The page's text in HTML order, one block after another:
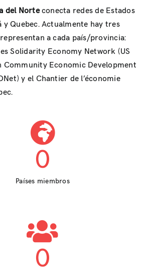
del Norteconecta redes de Estados
y Quebec. Actualmente hay tres
a cada país/provincia:
Solidarity Economy Network (US
Community Economic Development
y el Chantier de l’économie
0
Países miembros
0